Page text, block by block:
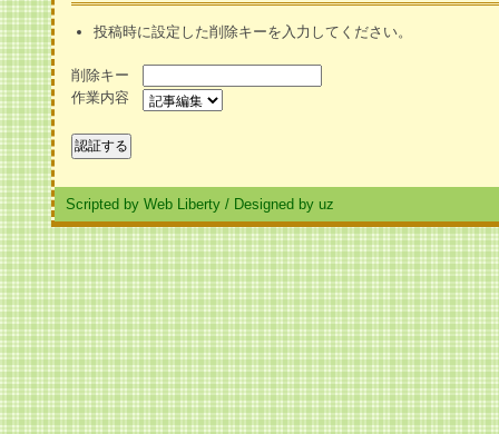
投稿時に設定した削除キーを入力してください。
削除キー
作業内容
Scripted by Web Liberty / Designed by uz